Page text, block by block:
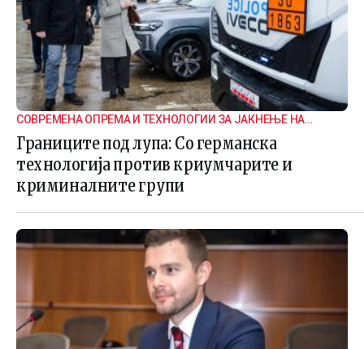
СОВРЕМЕНА ОПРЕМА И ТЕХНОЛОГИИ ЗА ЈАКНЕЊЕ НА
ГРАНИЧНАТА БЕЗБЕДНОСТ
Границите под лупа: Со германска
технологија против криумчарите и
криминалните групи